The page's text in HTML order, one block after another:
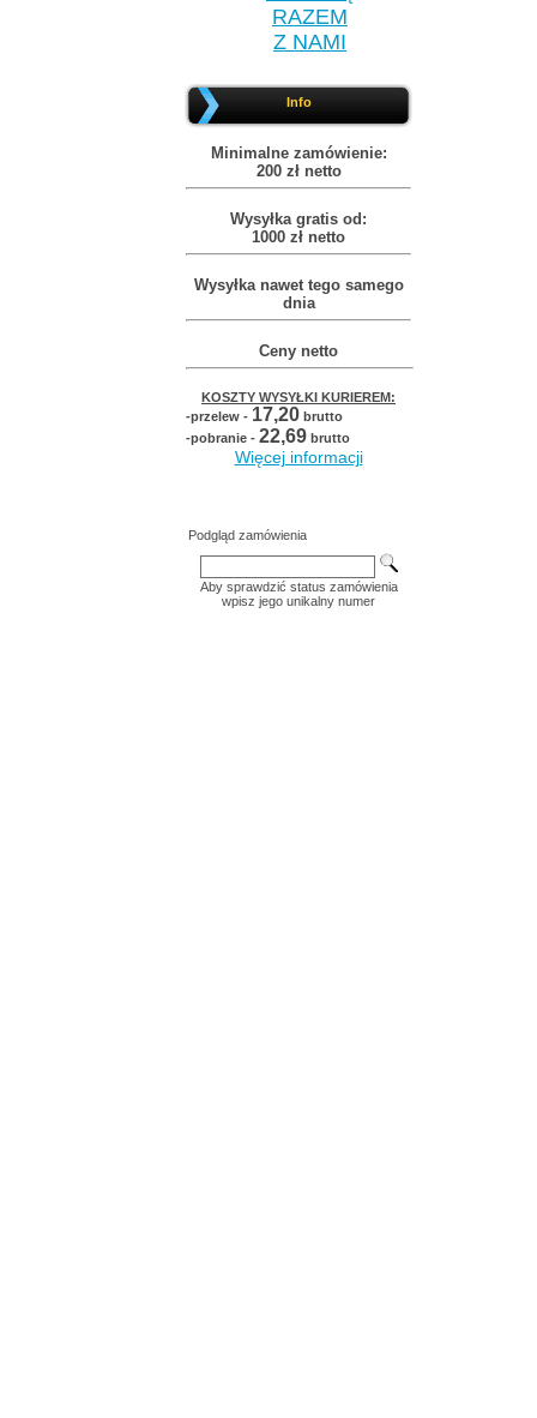
RAZEM
Z NAMI
Info
Minimalne zamówienie:
200 zł netto
Wysyłka gratis od:
1000 zł netto
Wysyłka nawet tego samego
dnia
Ceny netto
KOSZTY WYSYŁKI KURIEREM:
-przelew - 17,20 brutto
-pobranie - 22,69 brutto
Więcej informacji
Podgląd zamówienia
Aby sprawdzić status zamówienia
wpisz jego unikalny numer